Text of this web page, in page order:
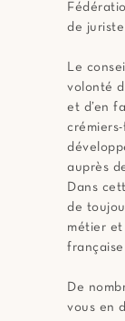
de
Le
volonté
et d’en
auprès
Dans
de
métier et
De
vous en